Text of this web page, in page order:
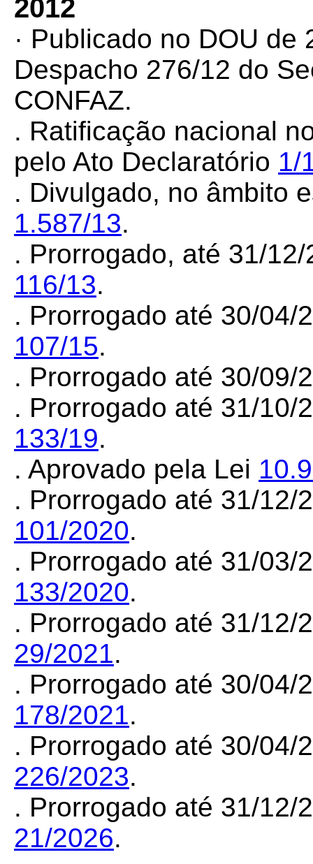
2012
· Publicado no DOU
Despacho 276/12 do
CONFAZ.
. Ratificação nacional
pelo Ato Declaratório 1/
. Divulgado, no âmbito
1.587/13.
. Prorrogado, até 31/
116/13.
. Prorrogado até 30/04/
107/15.
. Prorrogado até 30/
. Prorrogado até 31/10/
133/19.
. Aprovado pela Lei
. Prorrogado até 31/12/
101/2020.
. Prorrogado até 31/03/
133/2020.
. Prorrogado até 31/12/
29/2021.
. Prorrogado até 30/04/
178/2021.
. Prorrogado até 30/04/
226/2023.
. Prorrogado até 31/12/
21/2026.